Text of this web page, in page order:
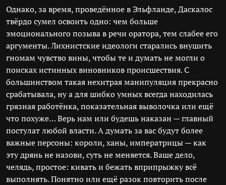
Однако, за время, проведённое в Эльфланде, Даскалос
твёрдо сумел освоить одно: чем больше
эмоционального позыва в речи оратора, тем слабее его
аргументы. Лихнистские идеологи старались внушить
гномам чувство вины, чтобы те и думать не могли о
поисках истинных виновников происшествия. С
большинством такая нехитрая манипуляция прекрасно
срабатывала, ну а для шибко умных всегда находилась
грязная работёнка, показательная выволочка или ещё
что похуже… Верь нам или будешь наказан — главный
постулат любой власти. А думать за вас будут более
важные персоны: короли, ханы, императрицы — как
эту дрянь не назови, суть не меняется. Ваше дело,
челядь, простое: кивать и бежать вприпрыжку всё
выполнять. Понятно или ещё разок повторить после